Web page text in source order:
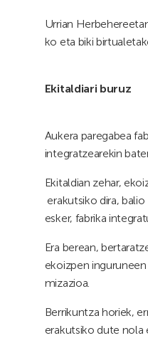
Urrian
ko eta biki
Ekitaldiari buruz
Aukera paregabea
integratzearekin
Ekitaldian zehar,
erakutsiko dira,
esker, fabrika
Era berean,
ekoizpen
mizazioa.
Berrikuntza horiek,
erakutsiko dute